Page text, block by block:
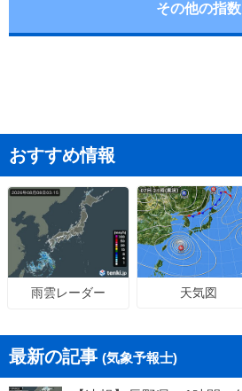
その他の指数
おすすめ情報
雨雲レーダー 天気図
最新の記事 (気象予報士)